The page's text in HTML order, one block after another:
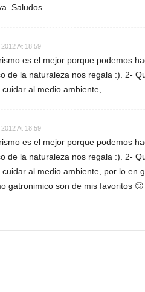
Saludos
At 18:59
es el mejor porque podemos
de la naturaleza nos regala :). 2-
al medio ambiente,
At 18:59
es el mejor porque podemos
de la naturaleza nos regala :). 2-
al medio ambiente, por lo en
gatronimico son de mis favoritos 🙂